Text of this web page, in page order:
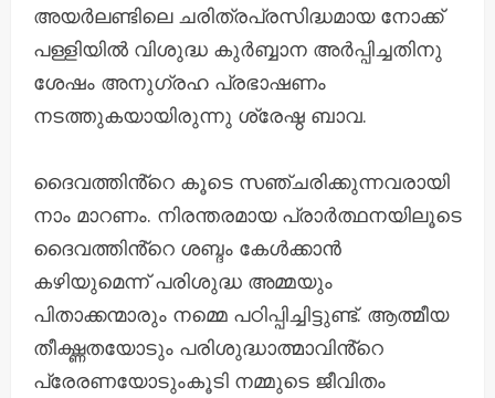
അയർലണ്ടിലെ ചരിത്രപ്രസിദ്ധമായ നോക്ക്
പള്ളിയില്‍ വിശുദ്ധ കുർബ്ബാന അർപ്പിച്ചതിനു
ശേഷം അനുഗ്രഹ പ്രഭാഷണം
നടത്തുകയായിരുന്നു ശ്രേഷ്ഠ ബാവ.
ദൈവത്തിൻ്റെ കൂടെ സഞ്ചരിക്കുന്നവരായി
നാം മാറണം. നിരന്തരമായ പ്രാർത്ഥനയിലൂടെ
ദൈവത്തിൻ്റെ ശബ്ദം കേൾക്കാൻ
കഴിയുമെന്ന് പരിശുദ്ധ അമ്മയും
പിതാക്കന്മാരും നമ്മെ പഠിപ്പിച്ചിട്ടുണ്ട്. ആത്മീയ
തീക്ഷ്ണതയോടും പരിശുദ്ധാത്മാവിൻ്റെ
പ്രേരണയോടുംകൂടി നമ്മുടെ ജീവിതം